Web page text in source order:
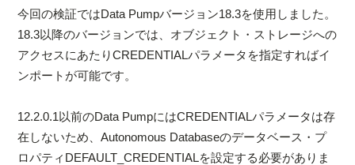
今回の検証ではData Pumpバージョン18.3を使用しました。
18.3以降のバージョンでは、オブジェクト・ストレージへの
アクセスにあたりCREDENTIALパラメータを指定すればイ
ンポートが可能です。
12.2.0.1以前のData PumpにはCREDENTIALパラメータは存
在しないため、Autonomous Databaseのデータベース・プ
ロパティDEFAULT_CREDENTIALを設定する必要がありま